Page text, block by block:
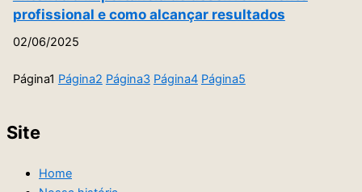
profissional e como alcançar resultados
02/06/2025
Página1 Página2 Página3 Página4 Página5
Site
Home